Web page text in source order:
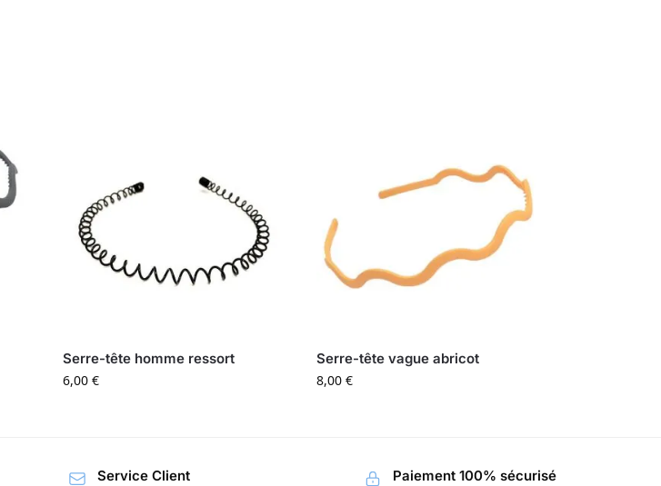
Serre-tête homme ressort
6,00€
Serre-tête vague abricot
8,00€
Service Client
Paiement 100% sécurisé